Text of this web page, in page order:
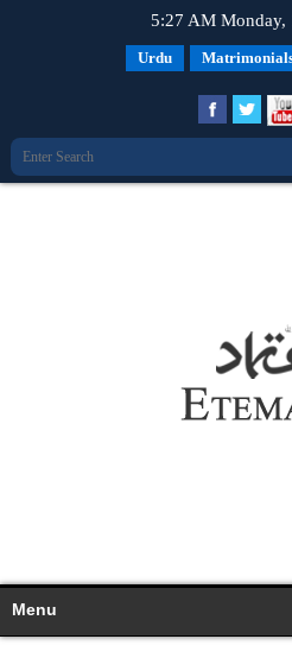
5:27 AM Monday,
Urdu
Menu